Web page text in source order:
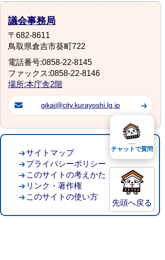
議会事務局
〒682-8611
鳥取県倉吉市葵町722
電話番号:0858-22-8145
ファックス:0858-22-8146
場所:本庁舎2階
gikai@city.kurayoshi.lg.jp
先頭へ戻る
サイトマップ
プライバシーポリシー
このサイトの考えかた
リンク・著作権
このサイトの使い方
チャットで質問